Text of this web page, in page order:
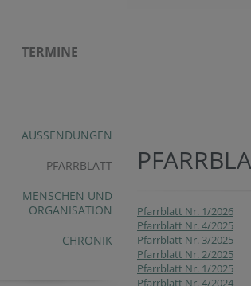
TERMINE
AUSSENDUNGEN
PFARRBLATT
MENSCHEN UND
ORGANISATION
CHRONIK
Pfarrblatt Nr. 1/2026
Pfarrblatt Nr. 4/2025
Pfarrblatt Nr. 3/2025
Pfarrblatt Nr. 2/2025
Pfarrblatt Nr. 1/2025
Pfarrblatt Nr. 4/2024